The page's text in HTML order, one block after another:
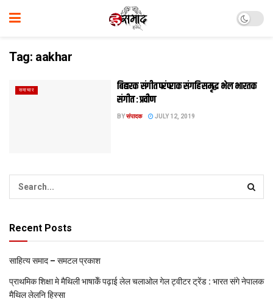
Tag: aakhar
समाचार
बिहारक संगीत परंपराक संगहि समृद्ध भेल भारतक
संगीत : प्रवीण
BYसंपादक JULY 12, 2019
Recent Posts
साहित्य समाद – समटल प्रकाश
प्राथमिक शि‍क्षा मे मैथि‍ली भाषाकेँ पढ़ाई लेल चलाओल गेल ट्वीटर ट्रेंड : भारत संगे नेपालक
मैथिल लेलनि हिस्सा